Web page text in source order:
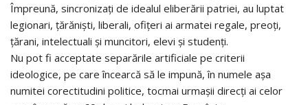
Împreună, sincronizaţi de idealul eliberării patriei, au luptat
legionari, ţărănişti, liberali, ofiţeri ai armatei regale, preoţi,
ţărani, intelectuali şi muncitori, elevi şi studenţi.
Nu pot fi acceptate separările artificiale pe criterii
ideologice, pe care încearcă să le impună, în numele aşa
numitei corectitudini politice, tocmai urmaşii direcţi ai celor